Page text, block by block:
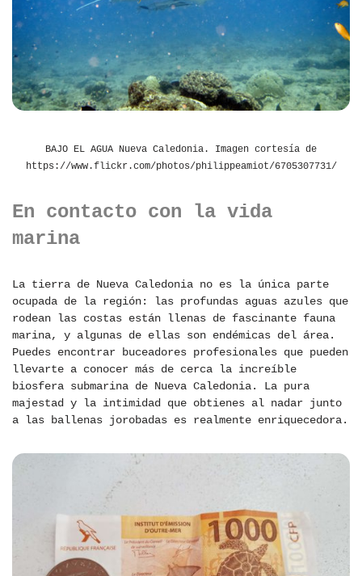
BAJO EL AGUA Nueva Caledonia. Imagen cortesía de
https://www.flickr.com/photos/philippeamiot/6705307731/
En contacto con la vida
marina
La tierra de Nueva Caledonia no es la única parte
ocupada de la región: las profundas aguas azules que
rodean las costas están llenas de fascinante fauna
marina, y algunas de ellas son endémicas del área.
Puedes encontrar buceadores profesionales que pueden
llevarte a conocer más de cerca la increíble
biosfera submarina de Nueva Caledonia. La pura
majestad y la intimidad que obtienes al nadar junto
a las ballenas jorobadas es realmente enriquecedora.